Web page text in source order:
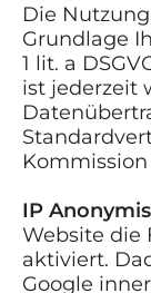
Die
Grundlage
1 lit. a
ist jederzeit
IP
Website die
aktiviert.
Google